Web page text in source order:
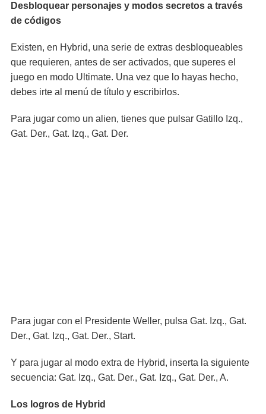
Desbloquear personajes y modos secretos a través
de códigos
Existen, en Hybrid, una serie de extras desbloqueables
que requieren, antes de ser activados, que superes el
juego en modo Ultimate. Una vez que lo hayas hecho,
debes irte al menú de título y escribirlos.
Para jugar como un alien, tienes que pulsar Gatillo Izq.,
Gat. Der., Gat. Izq., Gat. Der.
Para jugar con el Presidente Weller, pulsa Gat. Izq., Gat.
Der., Gat. Izq., Gat. Der., Start.
Y para jugar al modo extra de Hybrid, inserta la siguiente
secuencia: Gat. Izq., Gat. Der., Gat. Izq., Gat. Der., A.
Los logros de Hybrid